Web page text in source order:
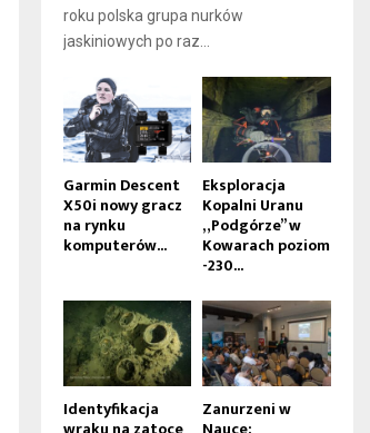
roku polska grupa nurków
jaskiniowych po raz...
Garmin Descent
X50i nowy gracz
na rynku
komputerów...
Eksploracja
Kopalni Uranu
„Podgórze” w
Kowarach poziom
-230...
Identyfikacja Zanurzeni w